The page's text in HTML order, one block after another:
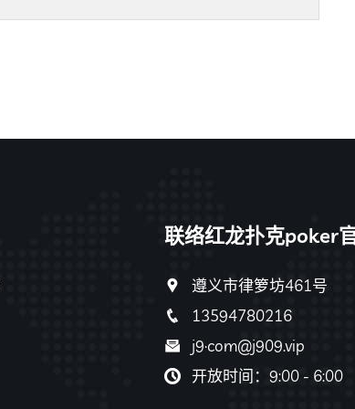
联络红龙扑克poker
遵义市律箩坊461号
13594780216
j9·com@j909.vip
开放时间：9:00 - 6:00